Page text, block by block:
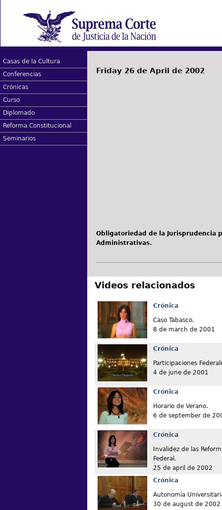
Casas de la Cultura
Conferencias
Crónicas
Curso
Diplomado
Reforma Constitucional
Seminarios
Friday 26 de April de 2002
Obligatoriedad de la Jurisprudencia
Administrativas.
Videos relacionados
Crónica
Caso Tabasco.
8 de march de 2001
Crónica
Participaciones
4 de june de 2001
Crónica
Horario de Verano.
6 de september de
Crónica
Invalidez de las
Federal.
25 de april de 2002
Crónica
Autonomía
30 de august de 2002